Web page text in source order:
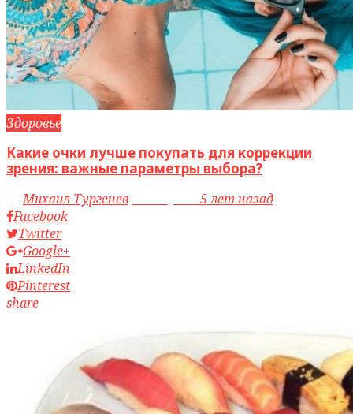
Здоровье
Какие очки лучше покупать для коррекции
зрения: важные параметры выбора?
byМихаил Тургенев
5 лет назад
Facebook
Twitter
Google+
LinkedIn
Pinterest
share